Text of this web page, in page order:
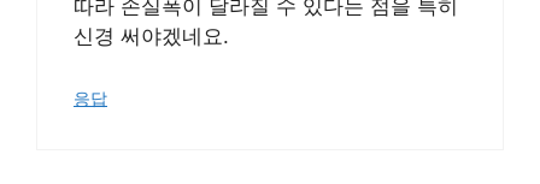
따라 손실폭이 달라질 수 있다는 점을 특히
신경 써야겠네요.
응답